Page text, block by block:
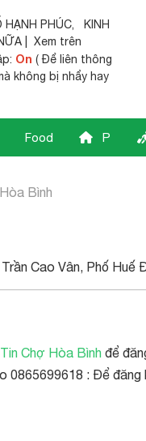
HẠNH PHÚC,
KINH
| Xem trên
On ( Để liên thông
không bị nhẩy hay
Food P
Bình
Cao Vân, Phố Huế
Chợ Hòa Bình để
0865699618 : Để